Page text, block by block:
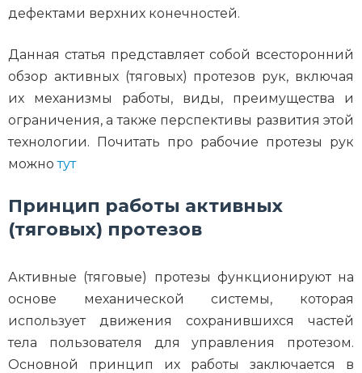
дефектами верхних конечностей.
Данная статья представляет собой всесторонний
обзор активных (тяговых) протезов рук, включая
их механизмы работы, виды, преимущества и
ограничения, а также перспективы развития этой
технологии. Почитать про рабочие протезы рук
можнотут
Принцип работы активных
(тяговых) протезов
Активные (тяговые) протезы функционируют на
основе механической системы, которая
использует движения сохранившихся частей
тела пользователя для управления протезом.
Основной принцип их работы заключается в